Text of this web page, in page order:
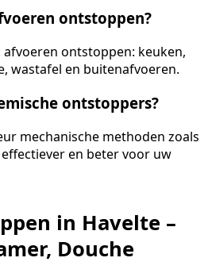
ontstoppen?
afvoeren ontstoppen: keuken,
wastafel en buitenafvoeren.
ontstoppers?
mechanische methoden zoals
en beter voor uw
in Havelte –
Douche